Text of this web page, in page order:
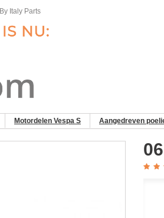
By Italy Parts
Motordelen Vespa S Aangedreven